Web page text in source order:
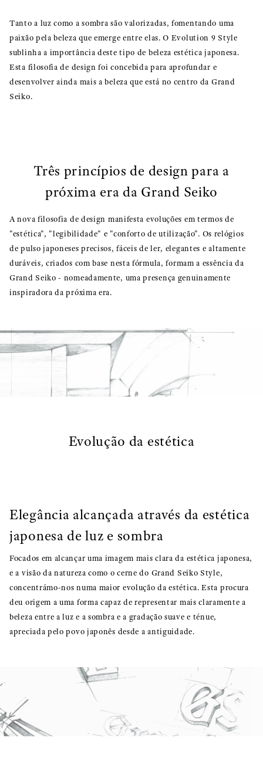
Tanto a luz como a sombra são valorizadas, fomentando uma
paixão pela beleza que emerge entre elas. O Evolution 9 Style
sublinha a importância deste tipo de beleza estética japonesa.
Esta filosofia de design foi concebida para aprofundar e
desenvolver ainda mais a beleza que está no centro da Grand
Seiko.
Três princípios de design para a
próxima era da Grand Seiko
A nova filosofia de design manifesta evoluções em termos de
"estética", "legibilidade" e "conforto de utilização". Os relógios
de pulso japoneses precisos, fáceis de ler, elegantes e altamente
duráveis, criados com base nesta fórmula, formam a essência da
Grand Seiko - nomeadamente, uma presença genuinamente
inspiradora da próxima era.
Evolução da estética
Elegância alcançada através da estética
japonesa de luz e sombra
Focados em alcançar uma imagem mais clara da estética japonesa,
e a visão da natureza como o cerne do Grand Seiko Style,
concentrámo-nos numa maior evolução da estética. Esta procura
deu origem a uma forma capaz de representar mais claramente a
beleza entre a luz e a sombra e a gradação suave e ténue,
apreciada pelo povo japonês desde a antiguidade.